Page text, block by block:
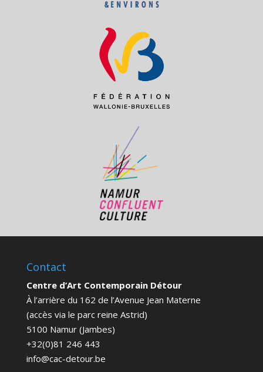
Contact
Centre d’Art Contemporain Détour
À l’arrière du 162 de l’Avenue Jean Materne
(accès via le parc reine Astrid)
5100 Namur (Jambes)
+32(0)81 246 443
info@cac-detour.be